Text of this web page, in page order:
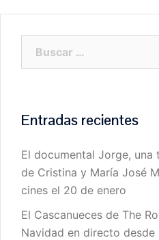
Entradas recientes
El documental Jorge, una
de Cristina y María José
cines el 20 de enero
El Cascanueces de The
Navidad en directo desde